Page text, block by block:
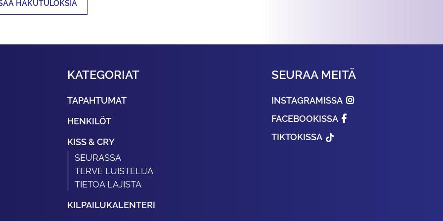
HAKUTULOKSIA
KATEGORIAT
TAPAHTUMAT
HENKILÖT
KISS & CRY
SEURASSA
TERVE LUISTELIJA
TIETOA LAJISTA
KILPAILUKALENTERI
SEURAA MEITÄ
INSTAGRAMISSA
FACEBOOKISSA
TIKTOKISSA